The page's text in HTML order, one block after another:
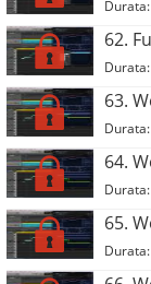
62.
63.
64.
65.